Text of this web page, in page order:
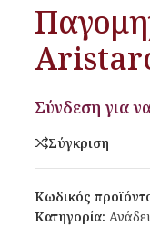
Σύνδεση για
Σύγκριση
Κωδικός
Κατηγορία: